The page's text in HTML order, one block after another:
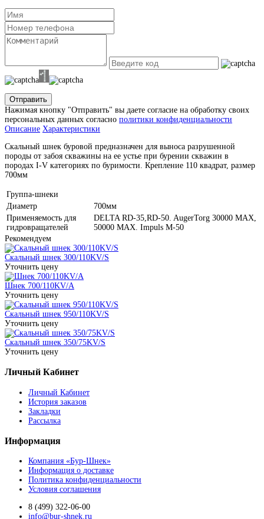
Отправить
Нажимая кнопку "Отправить" вы даете согласие на обработку своих
персональных данных согласно политики конфиденциальности
Описание Характеристики
Скальный шнек буровой предназначен для выноса разрушенной
породы от забоя скважины на ее устье при бурении скважин в
породах I-V категориях по буримости. Крепление 110 квадрат, размер
700мм
Группа-шнеки
Диаметр
700мм
Применяемость для
гидровращателей
DELTA RD-35,RD-50. AugerTorg 30000 MAX,
50000 MAX. Impuls M-50
Рекомендуем
Скальный шнек 300/110KV/S
Уточнить цену
Шнек 700/110KV/A
Уточнить цену
Скальный шнек 950/110KV/S
Уточнить цену
Скальный шнек 350/75KV/S
Уточнить цену
Личный Кабинет
Личный Кабинет
История заказов
Закладки
Рассылка
Информация
Компания «Бур-Шнек»
Информация о доставке
Политика конфиденциальности
Условия соглашения
8 (499) 322-06-00
info@bur-shnek.ru